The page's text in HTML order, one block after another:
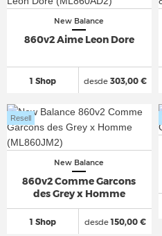
New Balance
860v2 Aime Leon Dore
1 Shop desde303,00 €
New Balance
860v2 Comme Garcons
des Grey x Homme
1 Shop
Resell
desde150,00 €